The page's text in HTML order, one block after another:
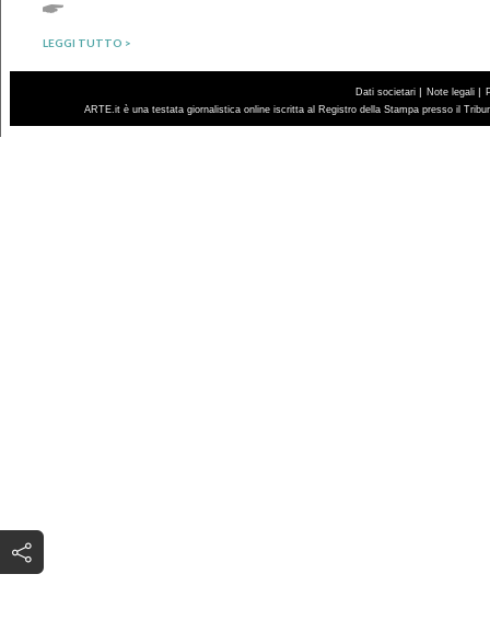
LEGGI TUTTO >
Dati societari | Note legali |
ARTE.it è una testata giornalistica online iscritta al Registro della Stampa presso il